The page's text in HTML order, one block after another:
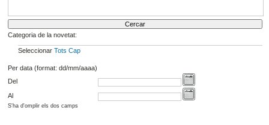
Categoria de la novetat:
Seleccionar Tots Cap
Per data (format: dd/mm/aaaa)
Del
Al
S'ha d'omplir els dos camps